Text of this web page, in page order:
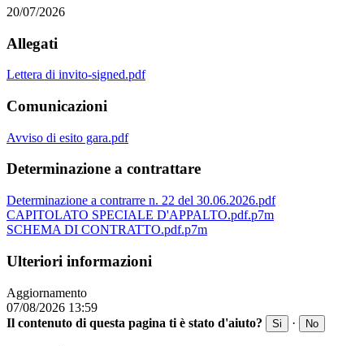
20/07/2026
Allegati
Lettera di invito-signed.pdf
Comunicazioni
Avviso di esito gara.pdf
Determinazione a contrattare
Determinazione a contrarre n. 22 del 30.06.2026.pdf
CAPITOLATO SPECIALE D'APPALTO.pdf.p7m
SCHEMA DI CONTRATTO.pdf.p7m
Ulteriori informazioni
Aggiornamento
07/08/2026 13:59
Il contenuto di questa pagina ti è stato d'aiuto?
Si · No